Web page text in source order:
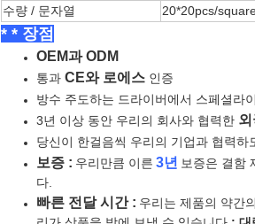
수량 / 문자열
20*20pcs/
* * 장점
OEM과 ODM
통과 CE와 로에스 인증
방수 주도하는 드라이버에서 스페셜라
3년 이상 동안 우리의 회사와 협력한
당신이 한걸음씩 우리의 기업과 협력하
보증 : 우리만큼 이른 3년 보증은 결함
다.
빠른 전달 시간 : 우리는 제품의 약간